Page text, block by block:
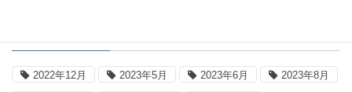
2022年12月 2023年5月 2023年6月 2023年8月